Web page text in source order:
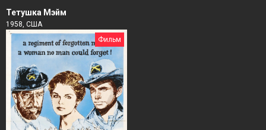
Тетушка Мэйм
1958, США
Фильм